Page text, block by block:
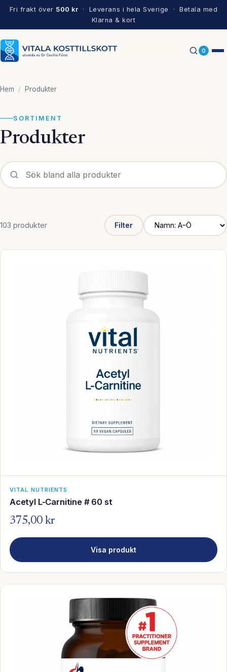
Fri frakt över 500 kr · Leverans i hela Sverige · Betala med
Klarna & kort
0
Hem / Produkter
SORTIMENT
Produkter
103 produkter Filter
VITAL NUTRIENTS
Acetyl L-Carnitine # 60 st
375,00 kr
Visa produkt